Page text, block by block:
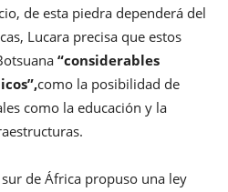
de esta piedra dependerá del
Lucara precisa que estos
“considerables
como la posibilidad de
como la educación y la
de África propuso una ley